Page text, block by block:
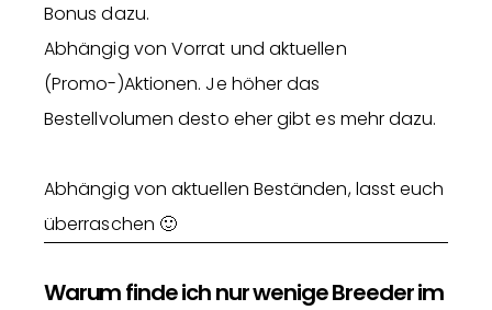
Bonus dazu.
Abhängig von Vorrat und aktuellen
(Promo-)Aktionen. Je höher das
Bestellvolumen desto eher gibt es mehr dazu.
Abhängig von aktuellen Beständen, lasst euch
überraschen 🙂
Warum finde ich nur wenige Breeder im